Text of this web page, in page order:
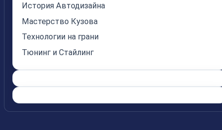
История Автодизайна
Мастерство Кузова
Технологии на грани
Тюнинг и Стайлинг